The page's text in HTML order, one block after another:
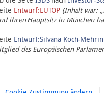
Entwurf:EUTOP (Inhalt war:
ihren Hauptsitz in München
Entwurf:Silvana Koch-Mehrin
des Europäischen